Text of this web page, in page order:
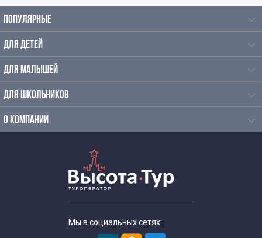
Экскурсии для школьников средних классов
Экскурсии для старшеклассников
Весенние экскурсии для школьников
Экскурсии выходного дня для школьников
Экскурсии по Москве в палаты
ПОПУЛЯРНЫЕ
ДЛЯ ДЕТЕЙ
ДЛЯ МАЛЫШЕЙ
ДЛЯ ШКОЛЬНИКОВ
О КОМПАНИИ
Мы в социальных сетях: